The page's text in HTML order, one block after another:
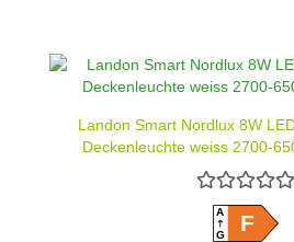
Landon Smart Nordlux 8W
Deckenleuchte weiss 2700-
A
GF